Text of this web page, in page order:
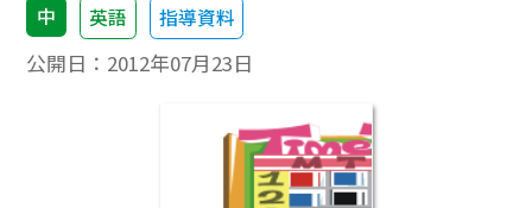
中 英語 指導資料
公開日： 2012年07月23日